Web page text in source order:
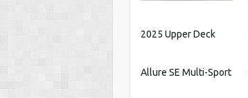
2025 Upper Deck
Allure SE Multi-Sport